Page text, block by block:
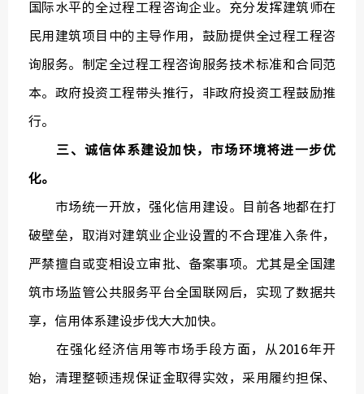
国际水平的全过程工程咨询企业。充分发挥建筑师在
民用建筑项目中的主导作用，鼓励提供全过程工程咨
询服务。制定全过程工程咨询服务技术标准和合同范
本。政府投资工程带头推行，非政府投资工程鼓励推
行。
三、诚信体系建设加快，市场环境将进一步优
化。
市场统一开放，强化信用建设。目前各地都在打
破壁垒，取消对建筑业企业设置的不合理准入条件，
严禁擅自或变相设立审批、备案事项。尤其是全国建
筑市场监管公共服务平台全国联网后，实现了数据共
享，信用体系建设步伐大大加快。
在强化经济信用等市场手段方面，从2016年开
始，清理整顿违规保证金取得实效，采用履约担保、